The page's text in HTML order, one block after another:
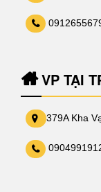
VP TẠI
379A Kha